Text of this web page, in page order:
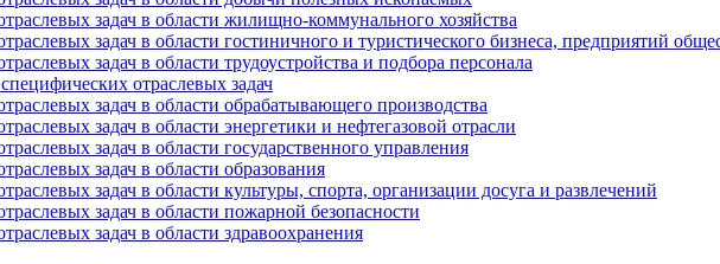
задач в области жилищно-коммунального хозяйства
задач в области гостиничного и туристического бизнеса, предприятий
задач в области трудоустройства и подбора персонала
отраслевых задач
задач в области обрабатывающего производства
задач в области энергетики и нефтегазовой отрасли
задач в области государственного управления
задач в области образования
задач в области культуры, спорта, организации досуга и развлечений
задач в области пожарной безопасности
задач в области здравоохранения